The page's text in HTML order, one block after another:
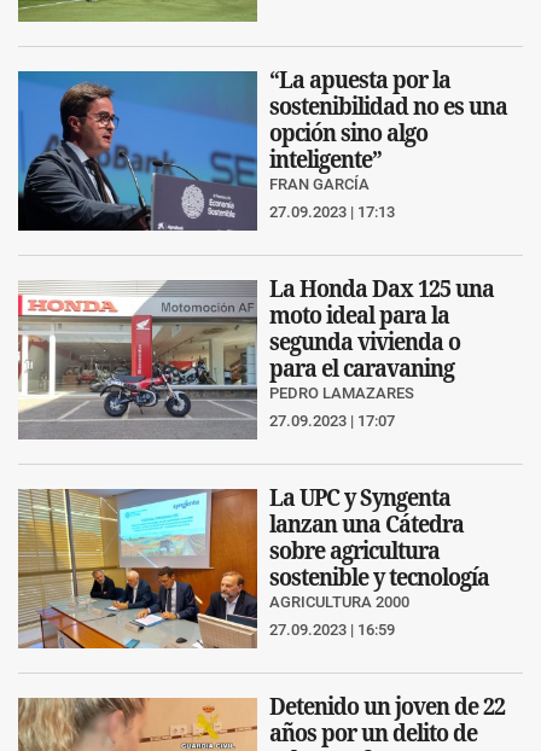
“La apuesta por la
sostenibilidad no es una
opción sino algo
inteligente”
FRAN GARCÍA
27.09.2023 | 17:13
La Honda Dax 125 una
moto ideal para la
segunda vivienda o
para el caravaning
PEDRO LAMAZARES
27.09.2023 | 17:07
La UPC y Syngenta
lanzan una Cátedra
sobre agricultura
sostenible y tecnología
AGRICULTURA 2000
27.09.2023 | 16:59
Detenido un joven de 22
años por un delito de